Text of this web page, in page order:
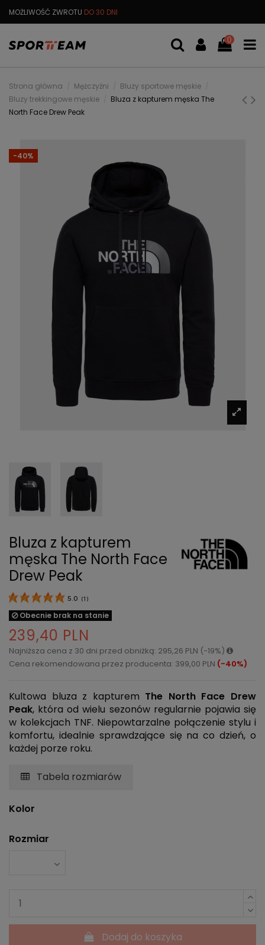
MOŻLIWOŚĆ ZWROTU DO 30 DNI
0
Strona główna Mężczyźni
Bluzy sportowe męskie
Bluzy trekkingowe męskie
Bluza z kapturem męska The
North Face Drew Peak
-40%
Bluza z kapturem
męska The North Face
Drew Peak
5.0 (1 )
Obecnie brak na stanie
239,40 PLN
Najniższa cena z 30 dni przed obniżką: 295,26 PLN (-19%)
Cena rekomendowana przez producenta: 399,00 PLN (-40%)
Kultowa bluza z kapturem The North Face Drew
Peak, która od wielu sezonów regularnie pojawia się
w kolekcjach TNF. Niepowtarzalne połączenie stylu i
komfortu, idealnie sprawdzające się na co dzień, o
każdej porze roku.
Tabela rozmiarów
Kolor
Rozmiar
Dodaj do koszyka